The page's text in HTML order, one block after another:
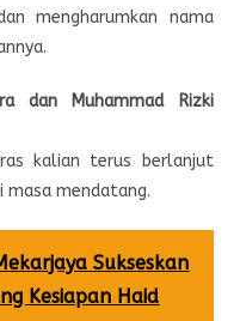
mengharumkan nama
dan Muhammad Rizki
kalian terus berlanjut
masa mendatang.
Sukseskan
Kesiapan Haid